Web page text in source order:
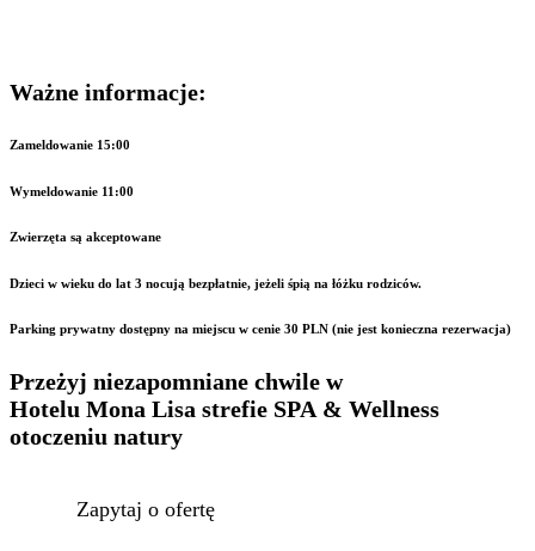
Ważne informacje:
Zameldowanie 15:00
Wymeldowanie 11:00
Zwierzęta są akceptowane
Dzieci w wieku do lat 3 nocują bezpłatnie, jeżeli śpią na łóżku rodziców.
Parking prywatny dostępny na miejscu w cenie 30 PLN (nie jest konieczna rezerwacja)
Przeżyj niezapomniane chwile w
Hotelu Mona Lisa strefie SPA & Wellness
otoczeniu natury
Zapytaj o ofertę